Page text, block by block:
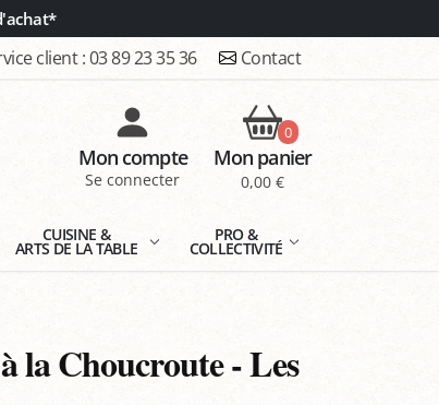
client :03 89 23 35 36 Contact
Mon compte
Se connecter
0
Mon panier
0,00 €
CUISINE &
ARTS DE LA TABLE
PRO &
COLLECTIVITÉ
la Choucroute - Les